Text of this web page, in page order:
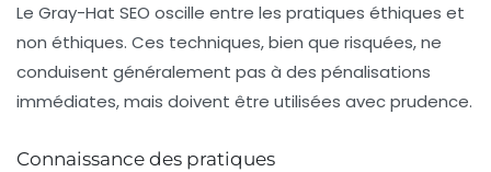
Le Gray-Hat SEO oscille entre les pratiques éthiques et
non éthiques. Ces techniques, bien que risquées, ne
conduisent généralement pas à des pénalisations
immédiates, mais doivent être utilisées avec prudence.
Connaissance des pratiques